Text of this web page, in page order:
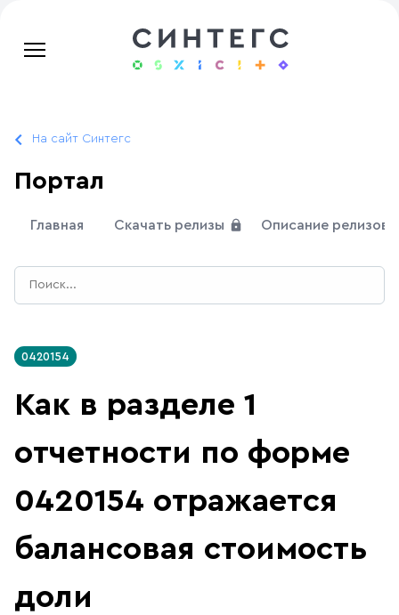
На сайт Синтегс
Портал
Главная Скачать релизы Описание релизов
0420154
Как в разделе 1
отчетности по форме
0420154 отражается
балансовая стоимость
доли